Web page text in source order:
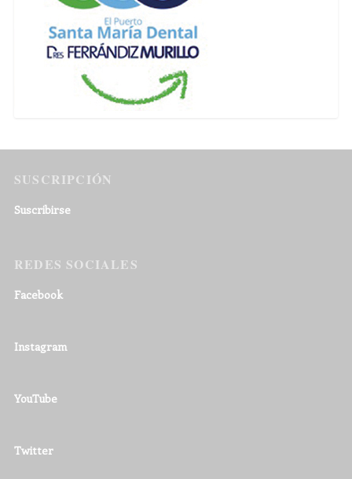
SUSCRIPCIÓN
Suscribirse
REDES SOCIALES
Facebook
Instagram
YouTube
Twitter